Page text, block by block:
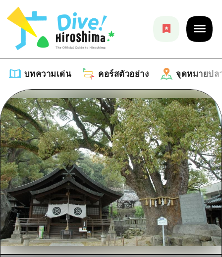
บทความเด่น คอร์สตัวอย่าง จุดหมายปล
บทความเด่น
รายการ
คำแนะนำ
ศิลปะ
งานอีเว้นท์ / เทศกาล
อาหารรสเลิศ / สุรา
การปั่นจักรยาน
คอร์สตัวอย่าง
รายการ
คู่มือ Dive! Hiroshima
ฮิโรชิม่า โมชิ โมชิ ทราเวล
บริเวณรอบเมืองฮิโรชิม่า
อากิ
จุดหมายปลายทาง
รายการ
บริเวณรอบเมืองฮิโรชิม่า
อากิ
บิงโก
อีเว้นท์
ข้อมูลตามฤดูกาล